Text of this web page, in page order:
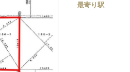
最寄り駅